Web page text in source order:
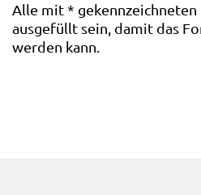
Alle mit*
ausgefüllt sein, damit das
werden kann.